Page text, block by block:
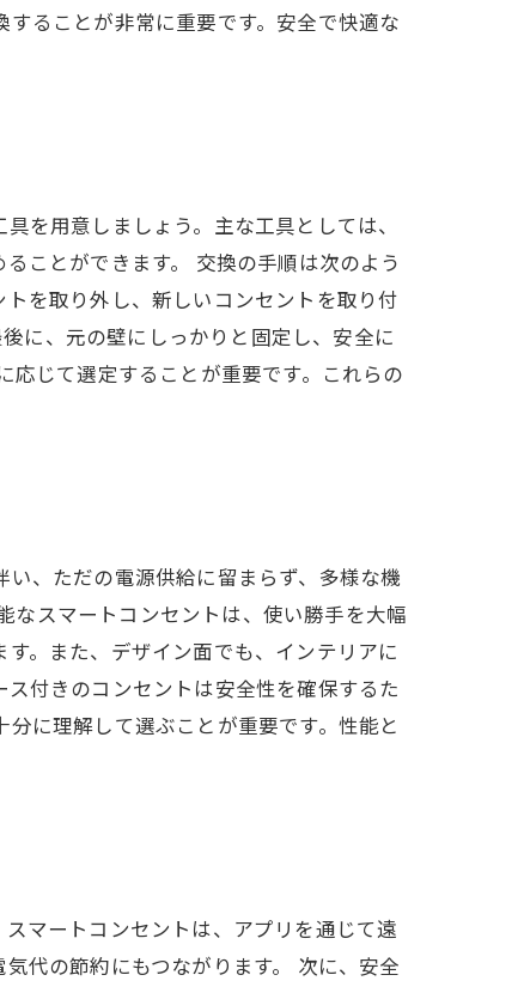
ることが非常に重要です。安全で快適な
を用意しましょう。主な工具としては、
ことができます。 交換の手順は次のよう
を取り外し、新しいコンセントを取り付
に、元の壁にしっかりと固定し、安全に
じて選定することが重要です。これらの
、ただの電源供給に留まらず、多様な機
なスマートコンセントは、使い勝手を大幅
。また、デザイン面でも、インテリアに
付きのコンセントは安全性を確保するた
に理解して選ぶことが重要です。性能と
マートコンセントは、アプリを通じて遠
代の節約にもつながります。 次に、安全